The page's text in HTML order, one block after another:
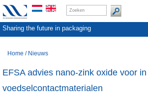
Sharing the future in packaging
Home / Nieuws
EFSA advies nano-zink oxide voor in
voedselcontactmaterialen